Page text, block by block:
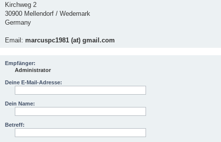
Kirchweg 2
30900 Mellendorf / Wedemark
Germany
Email: marcuspc1981 (at) gmail.com
Empfänger:
Administrator
Deine E-Mail-Adresse:
Dein Name:
Betreff: